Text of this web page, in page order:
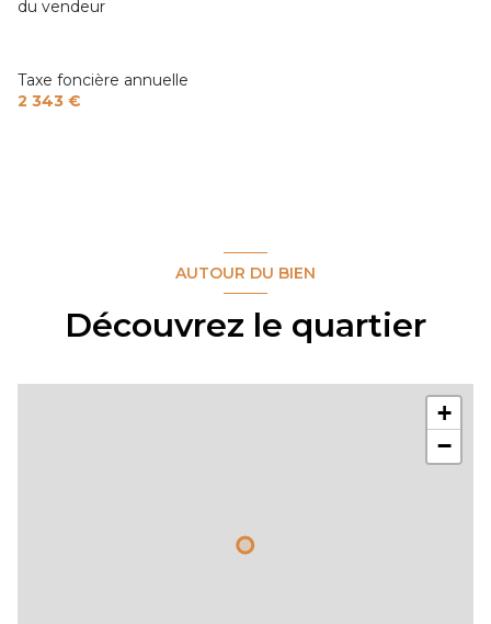
du vendeur
Taxe foncière annuelle
2 343 €
AUTOUR DU BIEN
Découvrez le quartier
+
−